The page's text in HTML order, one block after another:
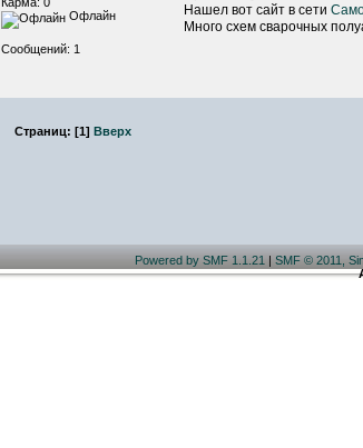
Офлайн
Сообщений: 1
Нашел вот сайт в сети
Много схем сварочных
Страниц: [1] Вверх
Powered by SMF 1.1.21 | SMF © 2011,